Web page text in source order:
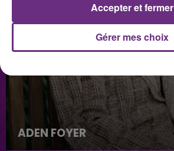
ADEN FOYER
Gérer mes choix
Accepter et fermer